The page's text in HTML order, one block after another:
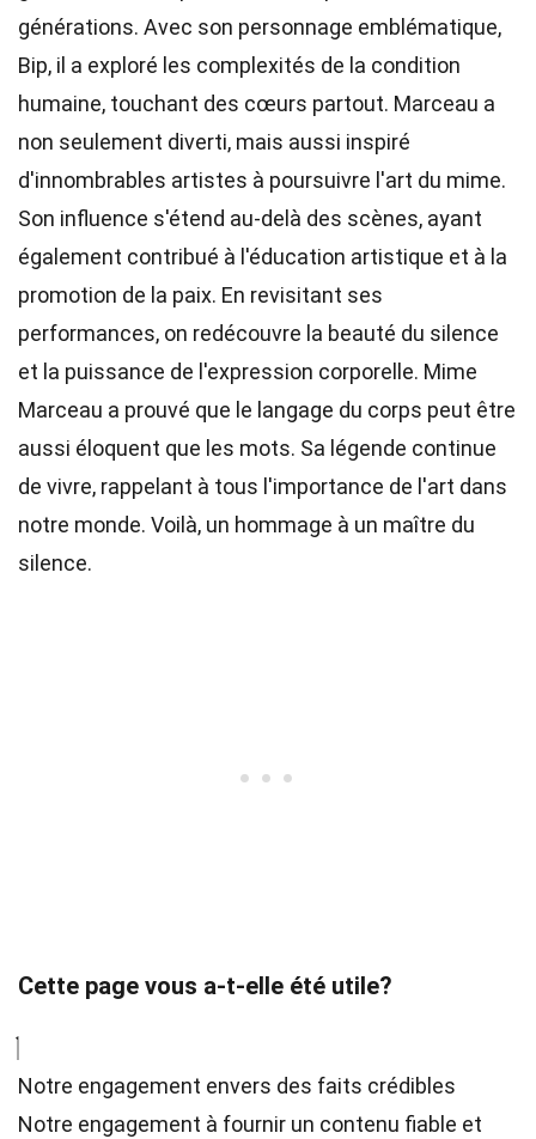
générations. Avec son personnage emblématique,
Bip, il a exploré les complexités de la condition
humaine, touchant des cœurs partout. Marceau a
non seulement diverti, mais aussi inspiré
d'innombrables artistes à poursuivre l'art du mime.
Son influence s'étend au-delà des scènes, ayant
également contribué à l'éducation artistique et à la
promotion de la paix. En revisitant ses
performances, on redécouvre la beauté du silence
et la puissance de l'expression corporelle. Mime
Marceau a prouvé que le langage du corps peut être
aussi éloquent que les mots. Sa légende continue
de vivre, rappelant à tous l'importance de l'art dans
notre monde. Voilà, un hommage à un maître du
silence.
Cette page vous a-t-elle été utile?
Notre engagement envers des faits crédibles
Notre engagement à fournir un contenu fiable et